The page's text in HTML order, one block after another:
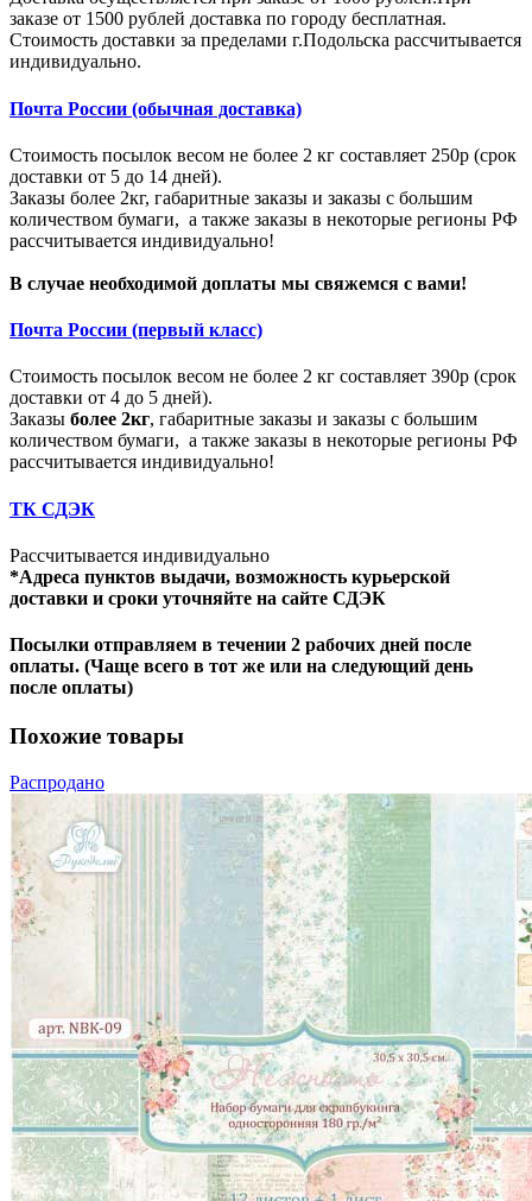
заказе от 1500 рублей доставка по городу бесплатная.
Стоимость доставки за пределами г.Подольска рассчитывается
индивидуально.
Почта России (обычная доставка)
Стоимость посылок весом не более 2 кг составляет 250р (срок
доставки от 5 до 14 дней).
Заказы более 2кг, габаритные заказы и заказы с большим
количеством бумаги, а также заказы в некоторые регионы РФ
рассчитывается индивидуально!
В случае необходимой доплаты мы свяжемся с вами!
Почта России (первый класс)
Стоимость посылок весом не более 2 кг составляет 390р (срок
доставки от 4 до 5 дней).
Заказы более 2кг, габаритные заказы и заказы с большим
количеством бумаги, а также заказы в некоторые регионы РФ
рассчитывается индивидуально!
ТК СДЭК
Рассчитывается индивидуально
*Адреса пунктов выдачи, возможность курьерской
доставки и сроки уточняйте на сайте СДЭК
Посылки отправляем в течении 2 рабочих дней после
оплаты. (Чаще всего в тот же или на следующий день
после оплаты)
Похожие товары
Распродано